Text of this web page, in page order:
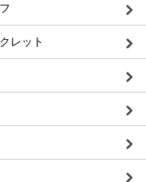
レット